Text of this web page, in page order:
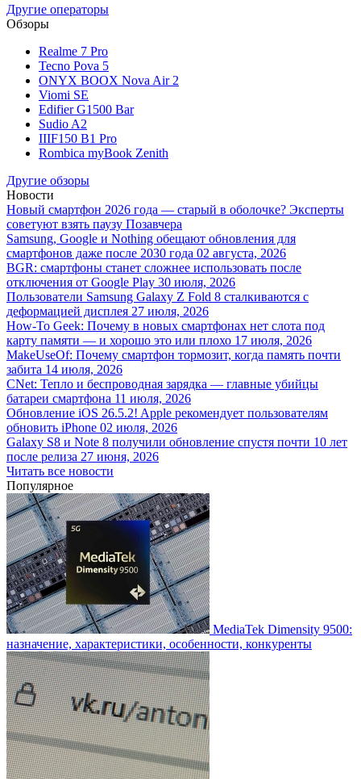
Другие операторы
Обзоры
Realme 7 Pro
Tecno Pova 5
ONYX BOOX Nova Air 2
Viomi SE
Edifier G1500 Bar
Sudio A2
IIIF150 B1 Pro
Rombica myBook Zenith
Другие обзоры
Новости
Новый смартфон 2026 года — старый в оболочке? Эксперты
советуют взять паузу Позавчера
Samsung, Google и Nothing обещают обновления для
смартфонов даже после 2030 года 02 августа, 2026
BGR: смартфоны станет сложнее использовать после
отключения от Google Play 30 июля, 2026
Пользователи Samsung Galaxy Z Fold 8 сталкиваются с
деформацией дисплея 27 июля, 2026
How-To Geek: Почему в новых смартфонах нет слота под
карту памяти — и хорошо это или плохо 17 июля, 2026
MakeUseOf: Почему смартфон тормозит, когда память почти
забита 14 июля, 2026
CNet: Тепло и беспроводная зарядка — главные убийцы
батареи смартфона 11 июля, 2026
Обновление iOS 26.5.2! Apple рекомендует пользователям
обновить iPhone 02 июля, 2026
Galaxy S8 и Note 8 получили обновление спустя почти 10 лет
после релиза 27 июня, 2026
Читать все новости
Популярное
MediaTek Dimensity 9500:
назначение, характеристики, особенности, конкуренты